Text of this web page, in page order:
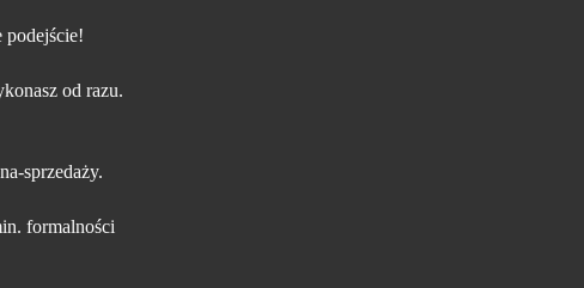
podejście!
od razu.
sprzedaży.
formalności